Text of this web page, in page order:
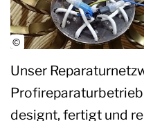
Unser
designt, fertigt und